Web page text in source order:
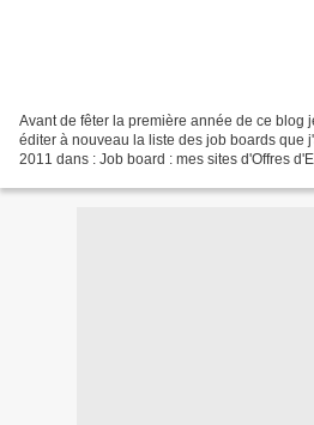
Avant de fêter la première année de ce blog
éditer à nouveau la liste des job boards que
2011 dans : Job board : mes sites d'Offres